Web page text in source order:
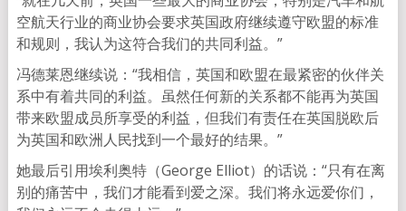
空航天行业的商业协会要求英国政府继续遵守欧盟的标准
和规则，我认为这符合我们的共同利益。”
冯德莱恩继续说：“我相信，英国和欧盟在最紧密的伙伴关
系中有着共同的利益。虽然任何新的关系都不能再为英国
带来欧盟成员所享受的利益，但我们有责任在英国脱欧后
为英国和欧洲人民找到一个最好的结果。”
她最后引用埃利奥特（George Elliot）的话说：“只有在离
别的痛苦中，我们才能看到爱之深。我们将永远爱你们，